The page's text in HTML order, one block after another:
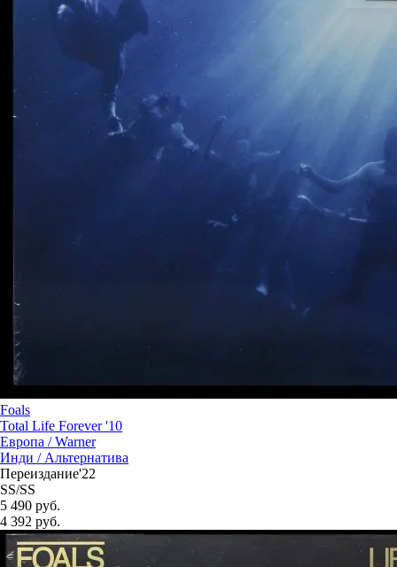
Foals
Total Life Forever '10
Европа /Warner
Инди / Альтернатива
Переиздание'22
SS/SS
5 490 руб.
4 392 руб.